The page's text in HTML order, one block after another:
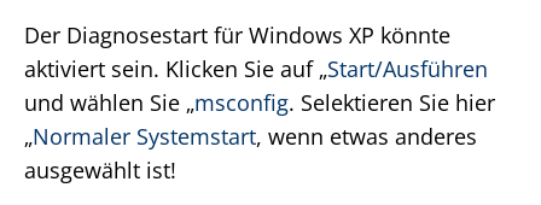
Der Diagnosestart für Windows XP könnte
aktiviert sein. Klicken Sie auf „Start/Ausführen
und wählen Sie „msconfig. Selektieren Sie hier
„Normaler Systemstart, wenn etwas anderes
ausgewählt ist!